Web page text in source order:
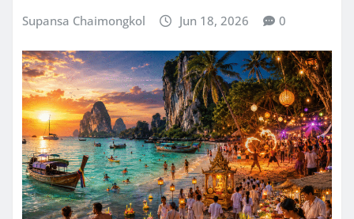
Supansa Chaimongkol Jun 18, 2026 0